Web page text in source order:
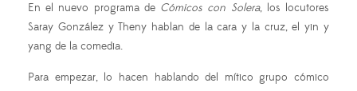
En el nuevo programa de Cómicos con Solera, los locutores
Saray González y Theny hablan de la cara y la cruz, el yin y
yang de la comedia.
Para empezar, lo hacen hablando del mítico grupo cómico